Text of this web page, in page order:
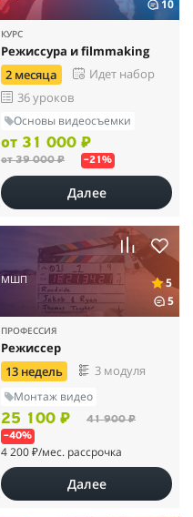
10
КУРС
Режиссура и filmmaking
2 месяца
Идет набор
36 уроков
Основы видеосъемки
от 31 000 ₽
от 39 000 ₽ –21%
Далее
МШП
5
5
ПРОФЕССИЯ
Режиссер
13 недель
3 модуля
Монтаж видео
25 100 ₽ 41 900 ₽
–40%
4 200 ₽/мес. рассрочка
Далее